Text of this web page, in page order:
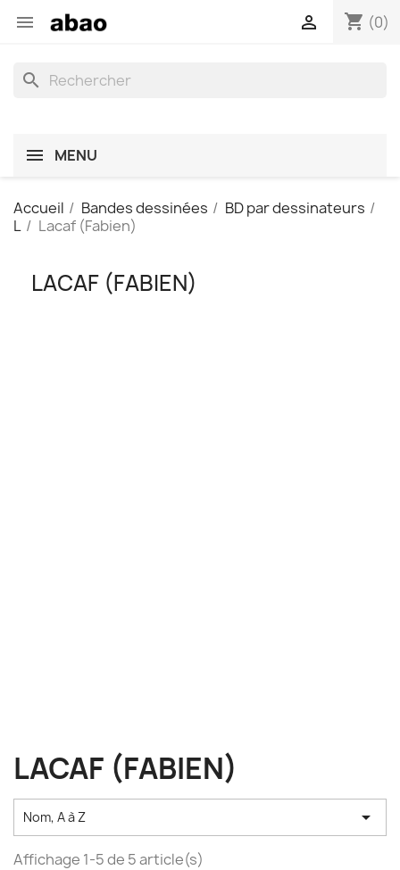
 shopping_cart (0)

search
MENU
Accueil Bandes dessinées
BD par dessinateurs
L
Lacaf (Fabien)
LACAF (FABIEN)
LACAF (FABIEN)
Nom, A à Z 
Affichage 1-5 de 5 article(s)